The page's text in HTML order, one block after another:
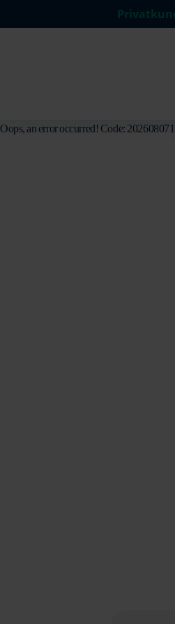
Oops, an error occurred! Code: